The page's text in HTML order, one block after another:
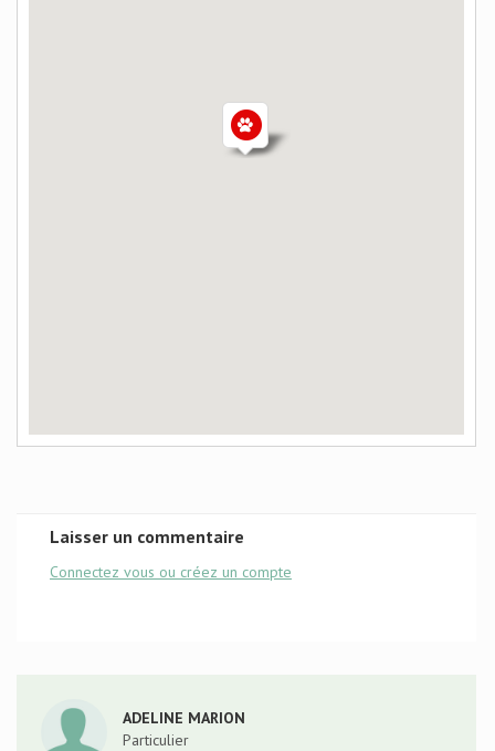
Laisser un commentaire
Connectez vous ou créez un compte
ADELINE MARION
Particulier